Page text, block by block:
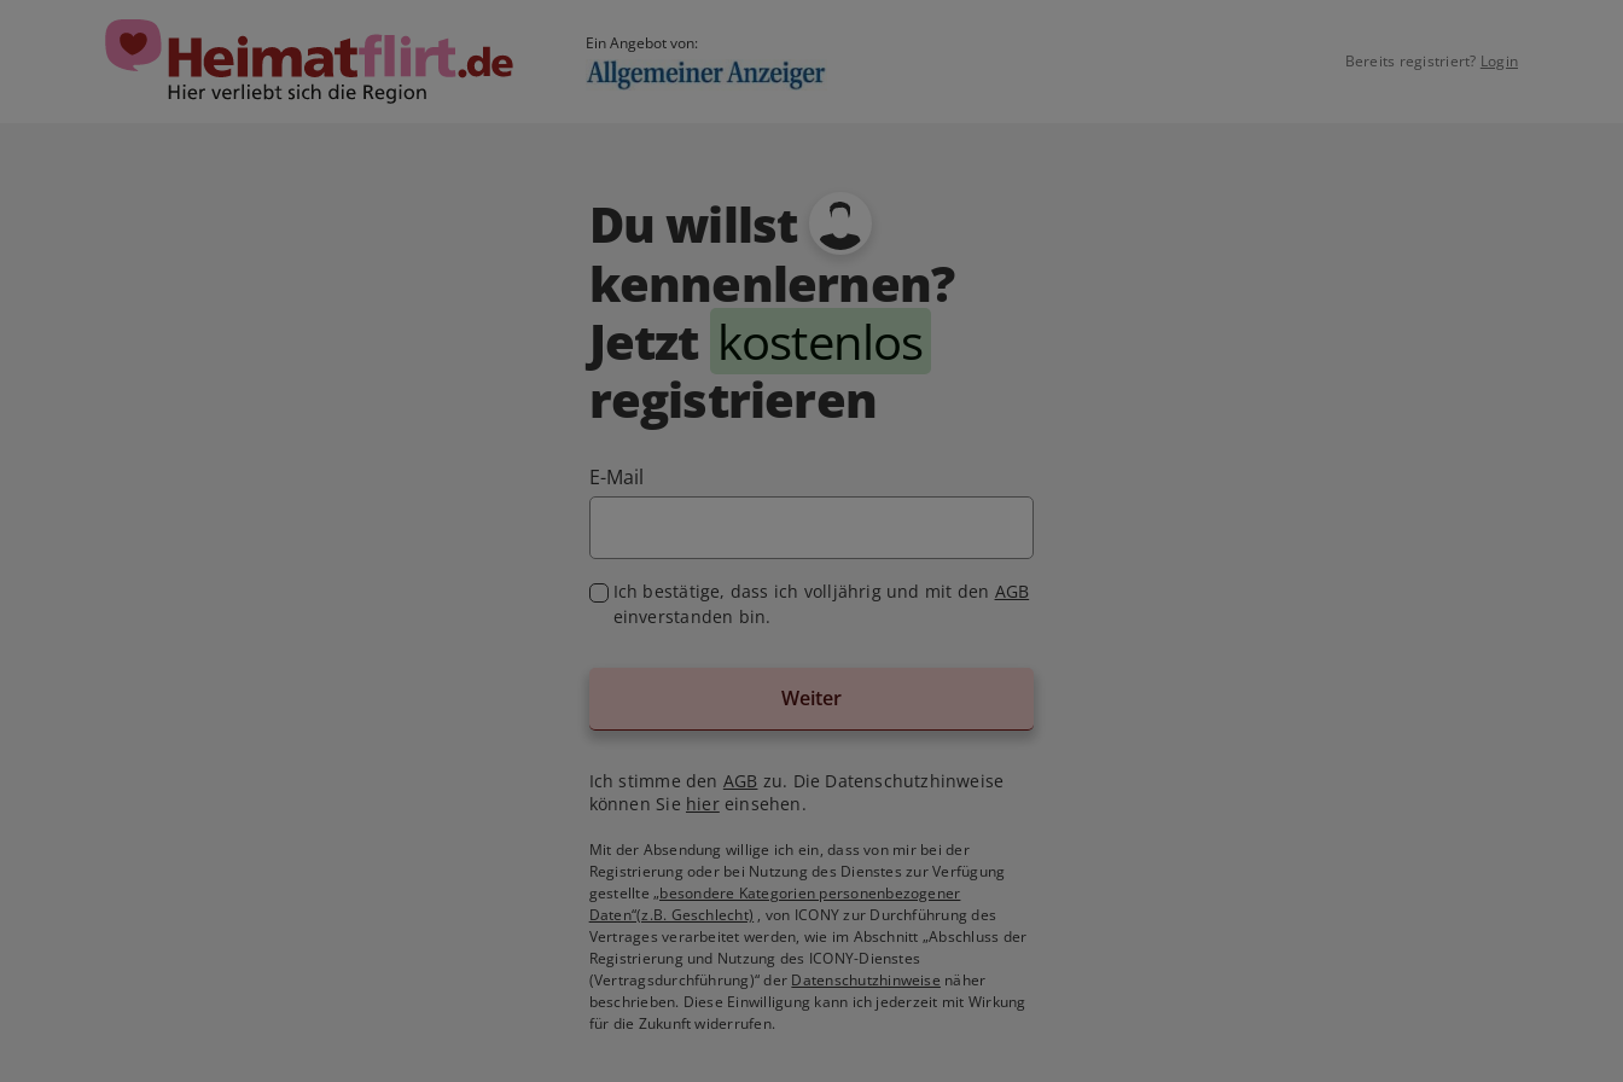
Ein Angebot von:
Bereits registriert? Login
Du willst
kennenlernen?
Jetzt kostenlos
registrieren
E-Mail
Ich bestätige, dass ich volljährig und mit den AGB
einverstanden bin.
Weiter
Ich stimme den AGB zu. Die Datenschutzhinweise
können Sie hiereinsehen.
Mit der Absendung willige ich ein, dass von mir bei der
Registrierung oder bei Nutzung des Dienstes zur Verfügung
gestellte„besondere Kategorien personenbezogener
Daten“(z.B. Geschlecht) , von ICONY zur Durchführung des
Vertrages verarbeitet werden, wie im Abschnitt „Abschluss der
Registrierung und Nutzung des ICONY-Dienstes
(Vertragsdurchführung)“ der Datenschutzhinweise näher
beschrieben. Diese Einwilligung kann ich jederzeit mit Wirkung
für die Zukunft widerrufen.